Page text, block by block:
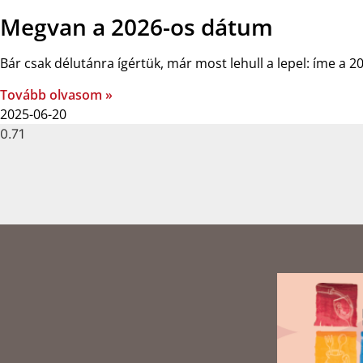
Megvan a 2026-os dátum
Bár csak délutánra ígértük, már most lehull a lepel: íme a
Tovább olvasom »
2025-06-20